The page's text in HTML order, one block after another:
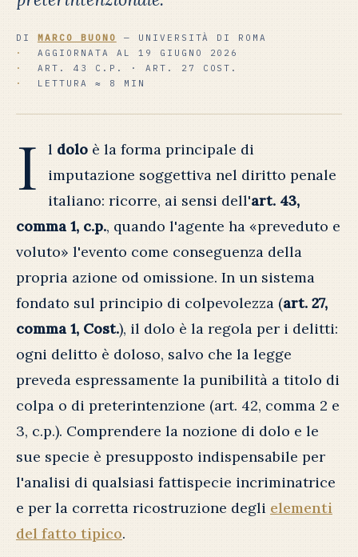
DI MARCO BUONO
— UNIVERSITÀ DI ROMA
AGGIORNATA AL 19 GIUGNO 2026
ART. 43 C.P. · ART. 27 COST.
LETTURA ≈ 8 MIN
I l dolo è la forma principale di
imputazione soggettiva nel diritto penale
italiano: ricorre, ai sensi dell'art. 43,
comma 1, c.p., quando l'agente ha «preveduto e
voluto» l'evento come conseguenza della
propria azione od omissione. In un sistema
fondato sul principio di colpevolezza (art. 27,
comma 1, Cost.), il dolo è la regola per i delitti:
ogni delitto è doloso, salvo che la legge
preveda espressamente la punibilità a titolo di
colpa o di preterintenzione (art. 42, comma 2 e
3, c.p.). Comprendere la nozione di dolo e le
sue specie è presupposto indispensabile per
l'analisi di qualsiasi fattispecie incriminatrice
e per la corretta ricostruzione degli elementi
del fatto tipico.